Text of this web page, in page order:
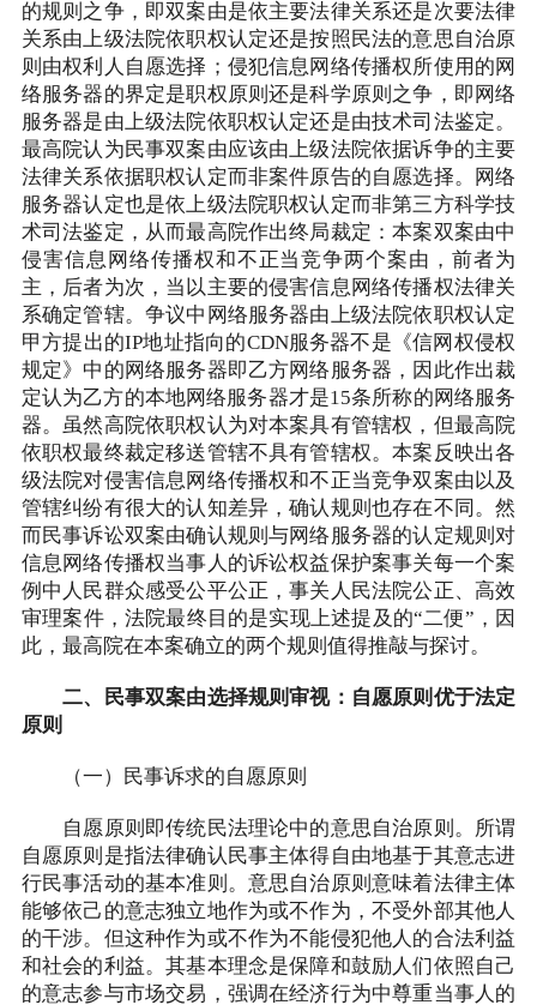
的规则之争，即双案由是依主要法律关系还是次要法律
关系由上级法院依职权认定还是按照民法的意思自治原
则由权利人自愿选择；侵犯信息网络传播权所使用的网
络服务器的界定是职权原则还是科学原则之争，即网络
服务器是由上级法院依职权认定还是由技术司法鉴定。
最高院认为民事双案由应该由上级法院依据诉争的主要
法律关系依据职权认定而非案件原告的自愿选择。网络
服务器认定也是依上级法院职权认定而非第三方科学技
术司法鉴定，从而最高院作出终局裁定：本案双案由中
侵害信息网络传播权和不正当竞争两个案由，前者为
主，后者为次，当以主要的侵害信息网络传播权法律关
系确定管辖。争议中网络服务器由上级法院依职权认定
甲方提出的IP地址指向的CDN服务器不是《信网权侵权
规定》中的网络服务器即乙方网络服务器，因此作出裁
定认为乙方的本地网络服务器才是15条所称的网络服务
器。虽然高院依职权认为对本案具有管辖权，但最高院
依职权最终裁定移送管辖不具有管辖权。本案反映出各
级法院对侵害信息网络传播权和不正当竞争双案由以及
管辖纠纷有很大的认知差异，确认规则也存在不同。然
而民事诉讼双案由确认规则与网络服务器的认定规则对
信息网络传播权当事人的诉讼权益保护案事关每一个案
例中人民群众感受公平公正，事关人民法院公正、高效
审理案件，法院最终目的是实现上述提及的“二便”，因
此，最高院在本案确立的两个规则值得推敲与探讨。
二、民事双案由选择规则审视：自愿原则优于法定
原则
（一）民事诉求的自愿原则
自愿原则即传统民法理论中的意思自治原则。所谓
自愿原则是指法律确认民事主体得自由地基于其意志进
行民事活动的基本准则。意思自治原则意味着法律主体
能够依己的意志独立地作为或不作为，不受外部其他人
的干涉。但这种作为或不作为不能侵犯他人的合法利益
和社会的利益。其基本理念是保障和鼓励人们依照自己
的意志参与市场交易，强调在经济行为中尊重当事人的